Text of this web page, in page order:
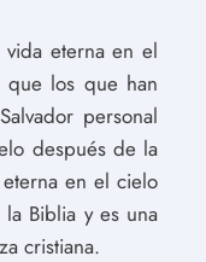
vida eterna en el
los que han
personal
después de la
en el cielo
Biblia y es una
cristiana.